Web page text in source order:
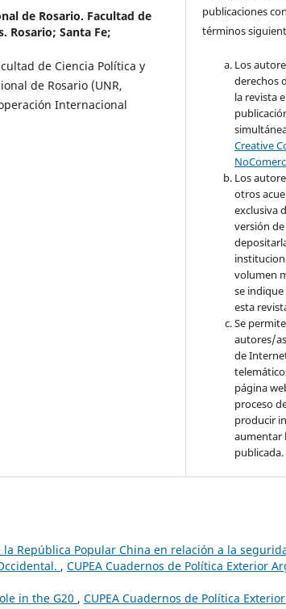
de Rosario. Facultad de
Rosario; Santa Fe;
de Ciencia Política y
de Rosario (UNR,
Internacional
publicaciones
términos
Los
derechos
la revista
Creative
Los
otros
exclusiva
versión
volumen
se
esta
Se
autores/
de
página
proceso
producir
aumentar
publicada.
la República Popular China en relación a la
, CUPEA Cuadernos de Política Exterior
in the G20 , CUPEA Cuadernos de Política